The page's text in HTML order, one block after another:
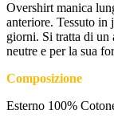
Overshirt manica
anteriore. Tessuto in
giorni. Si tratta di un
neutre e per la sua
Composizione
Esterno 100%